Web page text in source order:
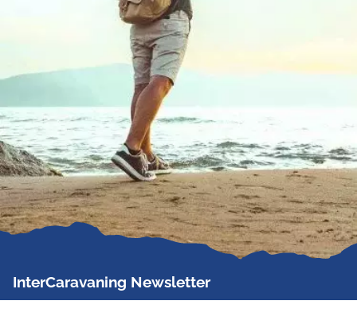
InterCaravaning Newsletter